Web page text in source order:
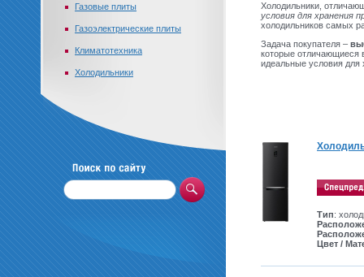
Газовые плиты
Газоэлектрические плиты
Климатотехника
Холодильники
Холодильники,
условия для хранения
холодильников самых
Задача покупателя –
которые отличающиеся
идеальные условия
Тип:
Цвет /